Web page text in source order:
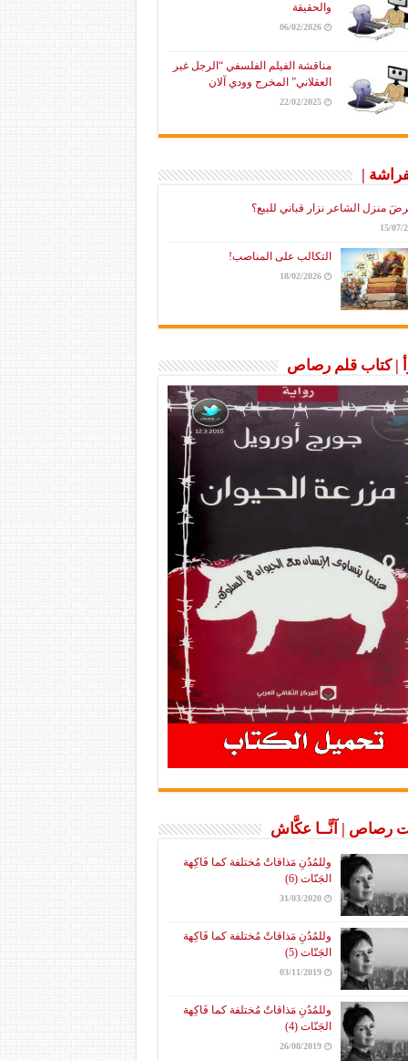
والحقيقة
06/02/2026
مناقشة الفيلم الفلسفي “الرجل غير
العقلاني” المخرج وودي آلان
22/02/2025
|
منزل الشاعر نزار قباني للبيع؟
15/07/
التكالب على المناصب!
18/02/2026
| كتاب قلم رصاص
رصاص | آنَّــا عكَّاش
وللمُدُنِ مَذاقاتٌ مُختلفة كما فَاكِهة
الجَنّات (6)
31/03/2020
وللمُدُنِ مَذاقاتٌ مُختلفة كما فَاكِهة
الجَنّات (5)
03/11/2019
وللمُدُنِ مَذاقاتٌ مُختلفة كما فَاكِهة
الجَنّات (4)
26/08/2019